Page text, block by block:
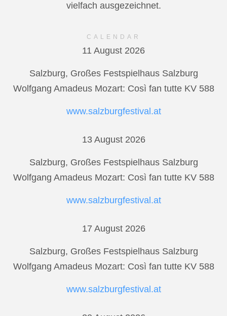
vielfach ausgezeichnet.
CALENDAR
11 August 2026
Salzburg, Großes Festspielhaus Salzburg
Wolfgang Amadeus Mozart: Così fan tutte KV 588
www.salzburgfestival.at
13 August 2026
Salzburg, Großes Festspielhaus Salzburg
Wolfgang Amadeus Mozart: Così fan tutte KV 588
www.salzburgfestival.at
17 August 2026
Salzburg, Großes Festspielhaus Salzburg
Wolfgang Amadeus Mozart: Così fan tutte KV 588
www.salzburgfestival.at